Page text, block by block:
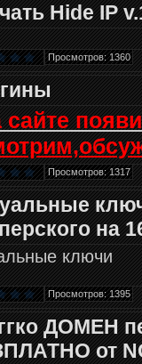
Hide IP
Просмотров: 1360
сайте
Просмотров: 1317
на
ключи
Просмотров: 1395
ДОМЕН
от